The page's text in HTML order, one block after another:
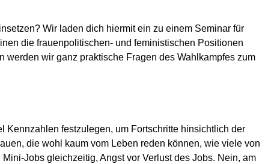
Wir laden dich hiermit ein zu einem Seminar für
die frauenpolitischen- und feministischen Positionen
werden wir ganz praktische Fragen des Wahlkampfes zum
Kennzahlen festzulegen, um Fortschritte hinsichtlich der
die wohl kaum vom Leben reden können, wie viele von
Jobs gleichzeitig, Angst vor Verlust des Jobs. Nein, am